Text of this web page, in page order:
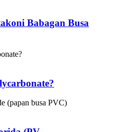
Babagan Busa